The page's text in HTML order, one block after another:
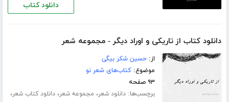
دانلود کتاب
دانلود کتاب از تاریکی و اوراد دیگر - مجموعه شعر
از:حسین شکر بیگی
موضوع:کتاب‌های شعر نو
۹۳ صفحه
برچسب‌ها:دانلود شعر، مجموعه شعر،دانلود کتاب شعر،